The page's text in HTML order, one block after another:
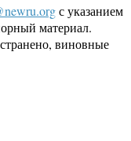
с указанием
материал.
виновные